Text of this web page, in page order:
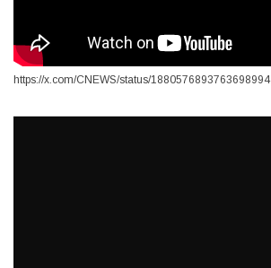
https://x.com/CNEWS/status/1880576893763698994